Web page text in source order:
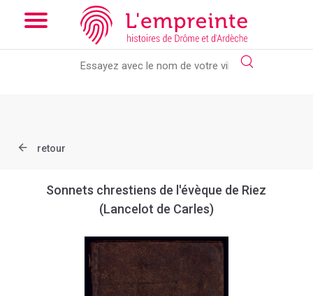
Array ( [slug] => document [ref] => AD026_1Num_01411 )
the new slick-theme.css if you want the default styling
retour
Sonnets chrestiens de l'évèque de Riez
(Lancelot de Carles)